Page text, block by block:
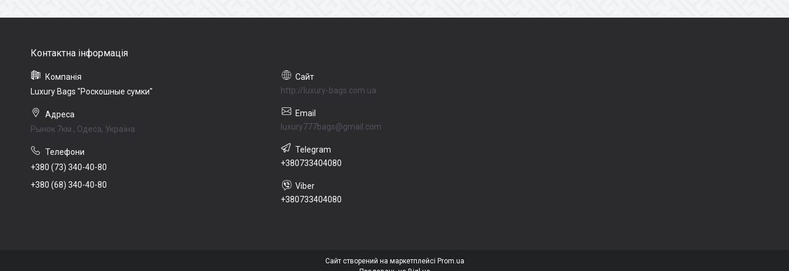
Luxury Bags "Роскошные сумки"
Рынок 7км., Одеса, Україна
+380 (73) 340-40-80
+380 (68) 340-40-80
http://luxury-bags.com.ua
luxury777bags@gmail.com
+380733404080
+380733404080
Сайт створений на маркетплейсі Prom.ua